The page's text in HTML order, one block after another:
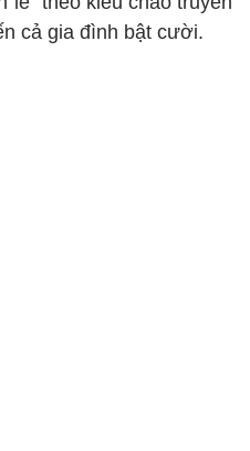
cả gia đình bật cười.